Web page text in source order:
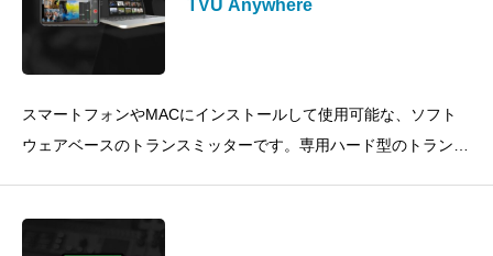
TVU Anywhere
スマートフォンやMACにインストールして使用可能な、ソフト
ウェアベースのトランスミッターです。専用ハード型のトランス